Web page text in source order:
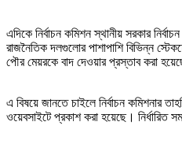
এদিকে নির্বাচন কমিশন স্থানীয় সরকার
রাজনৈতিক দলগুলোর পাশাপাশি বিভিন্ন
পৌর মেয়রকে বাদ দেওয়ার প্রস্তাব করা
এ বিষয়ে জানতে চাইলে নির্বাচন কমিশনার
ওয়েবসাইটে প্রকাশ করা হয়েছে।